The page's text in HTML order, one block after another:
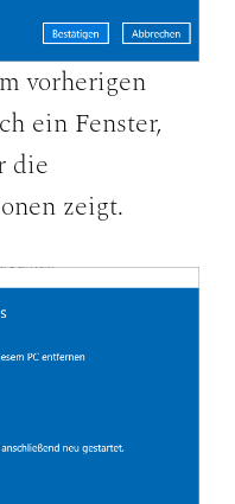
vorherigen
ein Fenster,
die
zeigt.